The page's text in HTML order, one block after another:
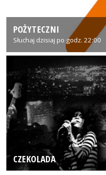
POŻYTECZNI
Słuchaj dzisiaj po godz. 22:00
CZEKOLADA